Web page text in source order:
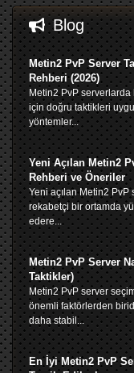
Blog
Metin2 PvP Server
Rehberi (2026)
Metin2 PvP serverlarda
için doğru taktikleri
yöntemler...
Yeni Açılan Metin2
Rehberi ve Öneriler
Yeni açılan Metin2 PvP
rekabetçi bir ortamda
edere...
Metin2 PvP Server
Taktikler)
Metin2 PvP server
önemli faktörlerden
daha stabil...
En İyi Metin2 PvP